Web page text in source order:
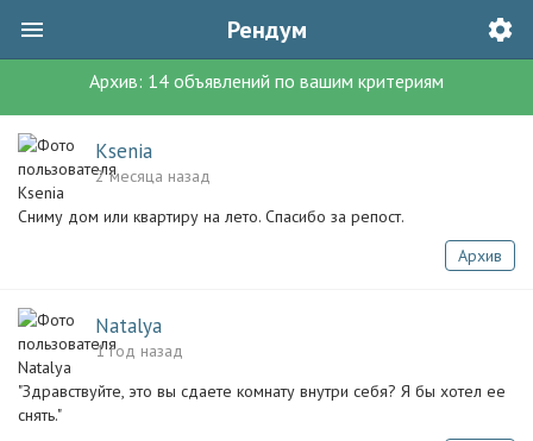
Рендум
Архив: 14 объявлений по вашим критериям
Ksenia
2 месяца назад
Сниму дом или квартиру на лето. Спасибо за репост.
Архив
Natalya
1 год назад
"Здравствуйте, это вы сдаете комнату внутри себя? Я бы хотел ее
снять."